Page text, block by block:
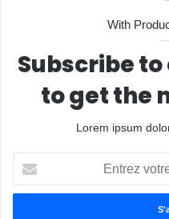
With
Subscribe
to get the
Lorem ipsum
votre
adresse